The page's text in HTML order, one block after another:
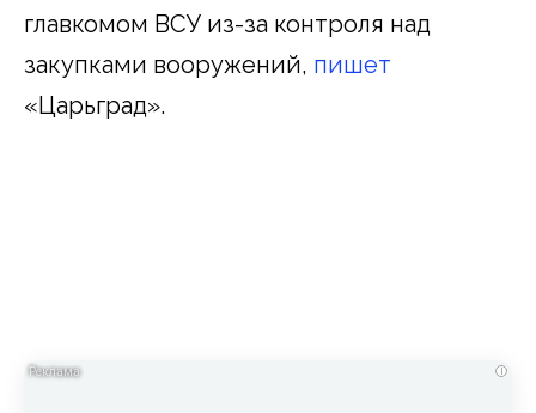
главкомом ВСУ из-за контроля над
закупками вооружений, пишет
«Царьград».
i